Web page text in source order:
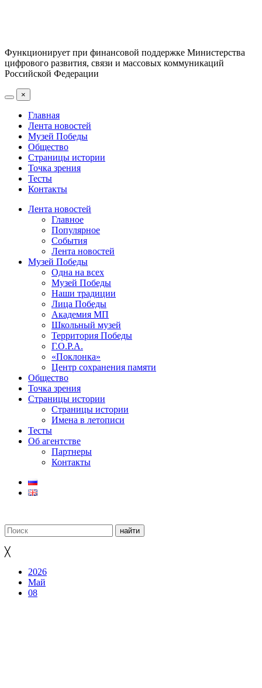
Функционирует при финансовой поддержке Министерства
цифрового развития, связи и массовых коммуникаций
Российской Федерации
×
Главная
Лента новостей
Музей Победы
Общество
Страницы истории
Точка зрения
Тесты
Контакты
Лента новостей
Главное
Популярное
События
Лента новостей
Музей Победы
Одна на всех
Музей Победы
Наши традиции
Лица Победы
Академия МП
Школьный музей
Территория Победы
Г.О.Р.А.
«Поклонка»
Центр сохранения памяти
Общество
Точка зрения
Страницы истории
Страницы истории
Имена в летописи
Тесты
Об агентстве
Партнеры
Контакты
╳
2026
Май
08